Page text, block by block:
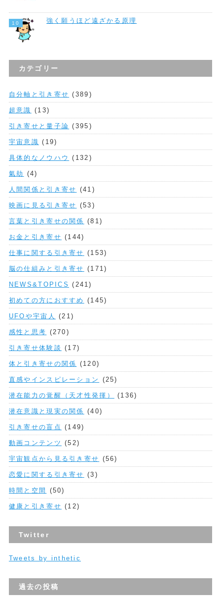
強く願うほど遠ざかる原理
カテゴリー
自分軸と引き寄せ (389)
超意識 (13)
引き寄せと量子論 (395)
宇宙意識 (19)
具体的なノウハウ (132)
氣劫 (4)
人間関係と引き寄せ (41)
映画に見る引き寄せ (53)
言葉と引き寄せの関係 (81)
お金と引き寄せ (144)
仕事に関する引き寄せ (153)
脳の仕組みと引き寄せ (171)
NEWS&TOPICS (241)
初めての方におすすめ (145)
UFOや宇宙人 (21)
感性と思考 (270)
引き寄せ体験談 (17)
体と引き寄せの関係 (120)
直感やインスピレーション (25)
潜在能力の覚醒（天才性発揮） (136)
潜在意識と現実の関係 (40)
引き寄せの盲点 (149)
動画コンテンツ (52)
宇宙観点から見る引き寄せ (56)
恋愛に関する引き寄せ (3)
時間と空間 (50)
健康と引き寄せ (12)
Twitter
Tweets by inthetic
過去の投稿